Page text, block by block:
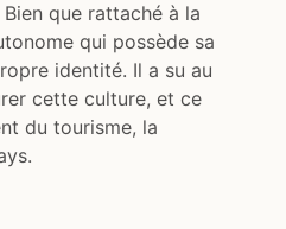
Bien que rattaché à la
qui possède sa
identité. Il a su au
cette culture, et ce
du tourisme, la